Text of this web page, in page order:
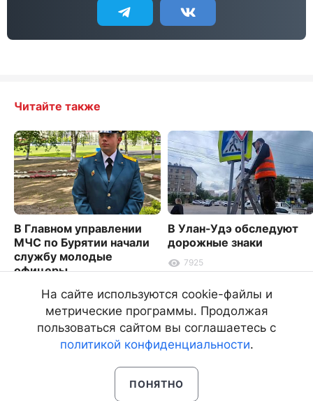
Читайте также
В Главном управлении
МЧС по Бурятии начали
службу молодые
офицеры
3548
В Улан-Удэ обследуют
дорожные знаки
7925
На сайте используются cookie-файлы и
метрические программы. Продолжая
пользоваться сайтом вы соглашаетесь с
политикой конфиденциальности.
ПОНЯТНО